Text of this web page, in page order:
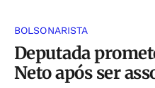
BOLSONARISTA
Deputada
Neto após ser